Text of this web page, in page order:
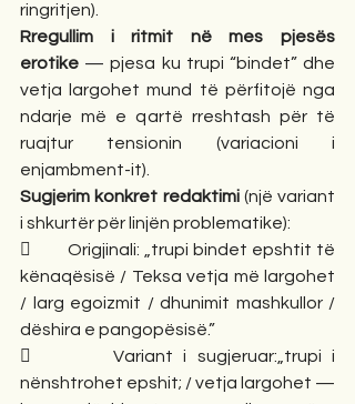
ringritjen).
Rregullim i ritmit në mes pjesës
erotike — pjesa ku trupi “bindet” dhe
vetja largohet mund të përfitojë nga
ndarje më e qartë rreshtash për të
ruajtur tensionin (variacioni i
enjambment-it).
Sugjerim konkret redaktimi (një variant
i shkurtër për linjën problematike):
        Origjinali: „trupi bindet epshtit të
kënaqësisë / Teksa vetja më largohet
/ larg egoizmit / dhunimit mashkullor /
dëshira e pangopësisë.”
        Variant i sugjeruar:„trupi i
nënshtrohet epshit; / vetja largohet —